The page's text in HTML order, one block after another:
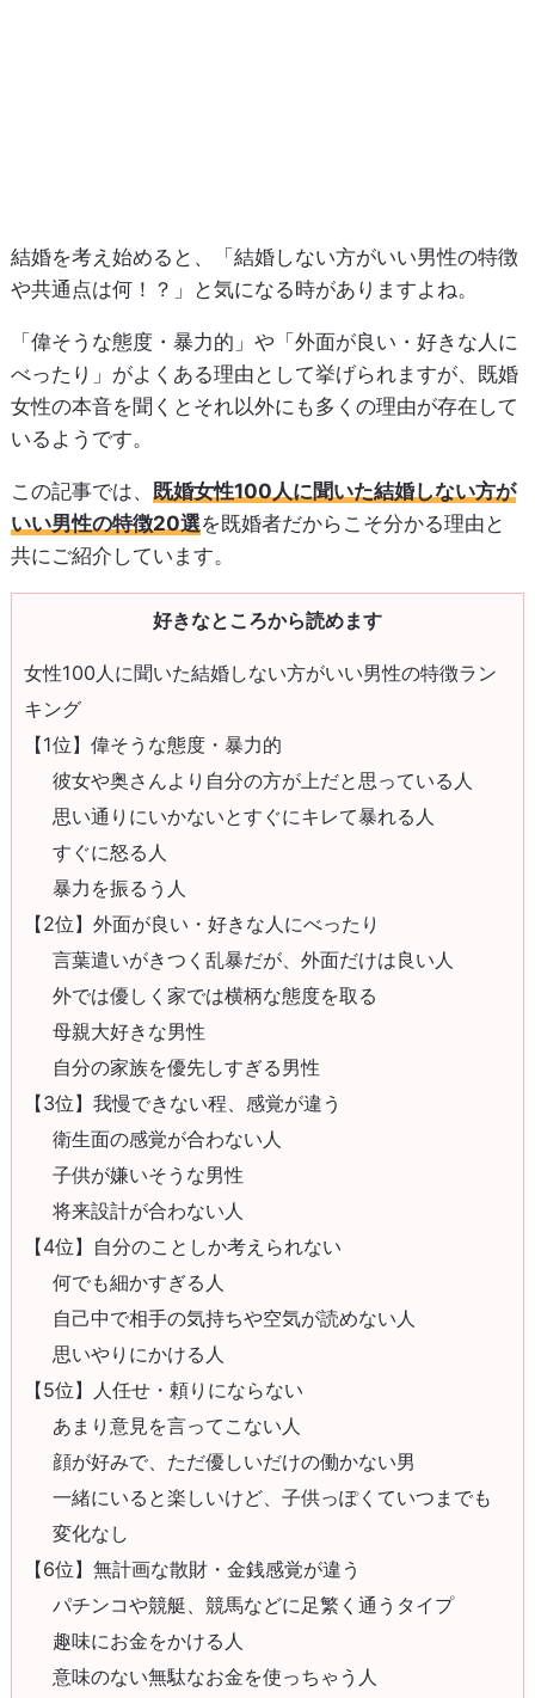
結婚を考え始めると、「結婚しない方がいい男性の特徴
や共通点は何！？」と気になる時がありますよね。
「偉そうな態度・暴力的」や「外面が良い・好きな人に
べったり」がよくある理由として挙げられますが、既婚
女性の本音を聞くとそれ以外にも多くの理由が存在して
いるようです。
この記事では、
既婚女性100人に聞いた結婚しない方が
いい男性の特徴20選を既婚者だからこそ分かる理由と
共にご紹介しています。
好きなところから読めます
女性100人に聞いた結婚しない方がいい男性の特徴ラン
キング
【1位】偉そうな態度・暴力的
彼女や奥さんより自分の方が上だと思っている人
思い通りにいかないとすぐにキレて暴れる人
すぐに怒る人
暴力を振るう人
【2位】外面が良い・好きな人にべったり
言葉遣いがきつく乱暴だが、外面だけは良い人
外では優しく家では横柄な態度を取る
母親大好きな男性
自分の家族を優先しすぎる男性
【3位】我慢できない程、感覚が違う
衛生面の感覚が合わない人
子供が嫌いそうな男性
将来設計が合わない人
【4位】自分のことしか考えられない
何でも細かすぎる人
自己中で相手の気持ちや空気が読めない人
思いやりにかける人
【5位】人任せ・頼りにならない
あまり意見を言ってこない人
顔が好みで、ただ優しいだけの働かない男
一緒にいると楽しいけど、子供っぽくていつまでも
変化なし
【6位】無計画な散財・金銭感覚が違う
パチンコや競艇、競馬などに足繁く通うタイプ
趣味にお金をかける人
意味のない無駄なお金を使っちゃう人